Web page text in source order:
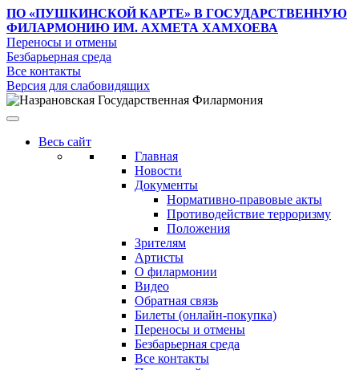
ПО «ПУШКИНСКОЙ КАРТЕ» В ГОСУДАРСТВЕННУЮ
ФИЛАРМОНИЮ ИМ. АХМЕТА ХАМХОЕВА
Переносы и отмены
Безбарьерная среда
Все контакты
Версия для слабовидящих
Весь сайт
Главная
Новости
Документы
Нормативно-правовые акты
Противодействие терроризму
Положения
Зрителям
Артисты
О филармонии
Видео
Обратная связь
Билеты (онлайн-покупка)
Переносы и отмены
Безбарьерная среда
Все контакты